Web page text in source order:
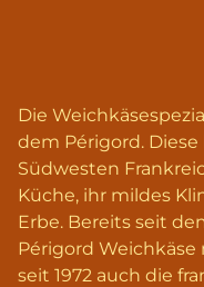
Die
dem Périgord.
Südwesten
Küche, ihr mildes
Erbe. Bereits seit
Périgord
seit 1972 auch die